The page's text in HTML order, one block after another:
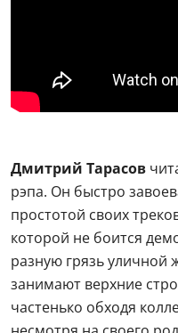
Дмитрий Тарасов
рэпа. Он быстро
простотой своих
которой не боится
разную грязь уличной
занимают верхние
частенько обходя